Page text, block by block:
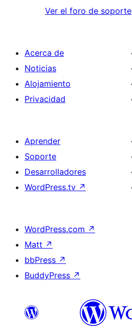
Ver el foro de soporte
Acerca de
Noticias
Alojamiento
Privacidad
Aprender
Soporte
Desarrolladores
WordPress.tv ↗
WordPress.com ↗
Matt ↗
bbPress ↗
BuddyPress ↗